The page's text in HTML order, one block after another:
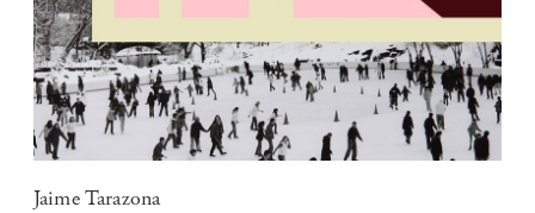
Jaime Tarazona